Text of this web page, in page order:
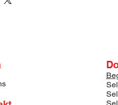
PCB, PAK!
0120